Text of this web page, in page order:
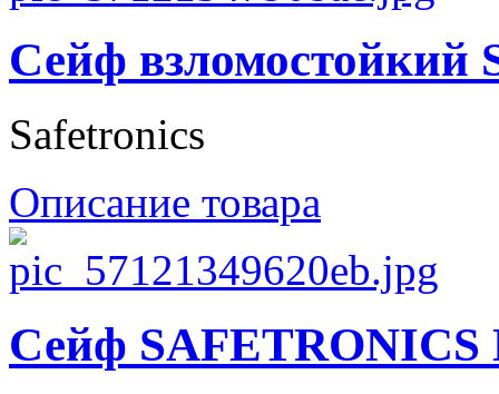
Сейф взломостойкий
Safetronics
Описание товара
Сейф SAFETRONICS